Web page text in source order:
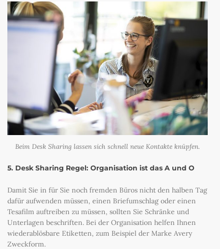
Beim Desk Sharing lassen sich schnell neue Kontakte knüpfen.
5. Desk Sharing Regel: Organisation ist das A und O
Damit Sie in für Sie noch fremden Büros nicht den halben Tag
dafür aufwenden müssen, einen Briefumschlag oder einen
Tesafilm auftreiben zu müssen, sollten Sie Schränke und
Unterlagen beschriften. Bei der Organisation helfen Ihnen
wiederablösbare Etiketten, zum Beispiel der Marke Avery
Zweckform.